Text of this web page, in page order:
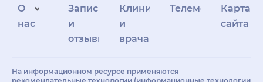
О
нас
Запись
и
отзывы
Клиникам
и
врачам
Телемедицина
Карта
сайта
На информационном ресурсе применяются